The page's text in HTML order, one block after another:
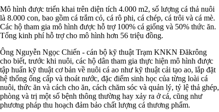
Mô hình được triển khai trên diện tích 4.000 m2, số lượng cá thả nuôi
là 8.000 con, bao gồm cá trắm cỏ, cá rô phi, cá chép, cá trôi và cá mè.
Các hộ tham gia mô hình được hỗ trợ 100% cá giống và 50% thức ăn.
Tổng kinh phí hỗ trợ cho mô hình hơn 56 triệu đồng.
Ông Nguyễn Ngọc Chiến - cán bộ kỹ thuật Trạm KNKN Đăkrông
cho biết, trước khi nuôi, các hộ dân tham gia thực hiện mô hình được
tập huấn kỹ thuật cơ bản về nuôi cá ao như kỹ thuật cải tạo ao, lắp đặt
hệ thống ống cấp và thoát nước, đặc điểm sinh học của từng loài cá
nuôi, thức ăn và cách cho ăn, cách chăm sóc và quản lý, tỷ lệ thả ghép,
phòng và trị một số bệnh thông thường hay xảy ra ở cá, cũng như
phương pháp thu hoạch đảm bảo chất lượng cá thương phẩm.